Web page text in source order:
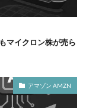
マイクロン株が売ら
アマゾン AMZN